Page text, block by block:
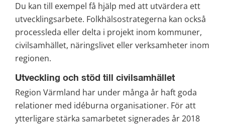
Du kan till exempel få hjälp med att utvärdera ett
utvecklingsarbete. Folkhälsostrategerna kan också
processleda eller delta i projekt inom kommuner,
civilsamhället, näringslivet eller verksamheter inom
regionen.
Utveckling och stöd till civilsamhället
Region Värmland har under många år haft goda
relationer med idéburna organisationer. För att
ytterligare stärka samarbetet signerades år 2018